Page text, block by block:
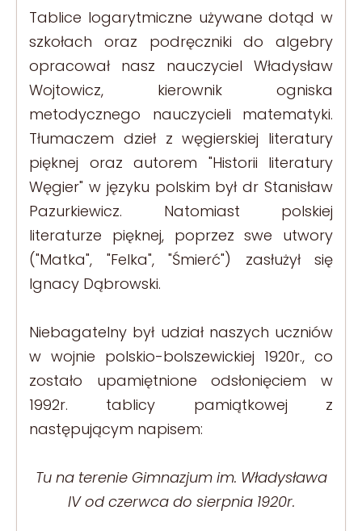
Tablice logarytmiczne używane dotąd w
szkołach oraz podręczniki do algebry
opracował nasz nauczyciel Władysław
Wojtowicz, kierownik ogniska
metodycznego nauczycieli matematyki.
Tłumaczem dzieł z węgierskiej literatury
pięknej oraz autorem "Historii literatury
Węgier" w języku polskim był dr Stanisław
Pazurkiewicz. Natomiast polskiej
literaturze pięknej, poprzez swe utwory
("Matka", "Felka", "Śmierć") zasłużył się
Ignacy Dąbrowski.
Niebagatelny był udział naszych uczniów
w wojnie polskio-bolszewickiej 1920r., co
zostało upamiętnione odsłonięciem w
1992r. tablicy pamiątkowej z
następującym napisem:
Tu na terenie Gimnazjum im. Władysława
IV od czerwca do sierpnia 1920r.